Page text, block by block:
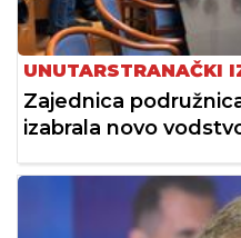
UNUTARSTRANAČKI
Zajednica
izabrala novo